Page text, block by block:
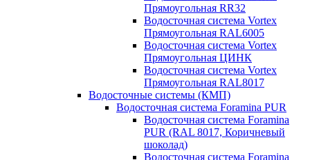
Прямоугольная RR32
Водосточная система Vortex
Прямоугольная RAL6005
Водосточная система Vortex
Прямоугольная ЦИНК
Водосточная система Vortex
Прямоугольная RAL8017
Водосточные системы (КМП)
Водосточная система Foramina PUR
Водосточная система Foramina
PUR (RAL 8017, Коричневый
шоколад)
Водосточная система Foramina